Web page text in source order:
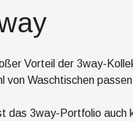
Vorteil der 3way-
von Waschtischen
das 3way-Portfolio